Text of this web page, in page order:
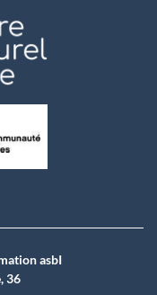
asbI
36